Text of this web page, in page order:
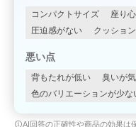
コンパクトサイズ 座り
圧迫感がない
クッショ
悪い点
背もたれが低い 臭いが
色のバリエーションが少な
AI回答の正確性や商品の効果は